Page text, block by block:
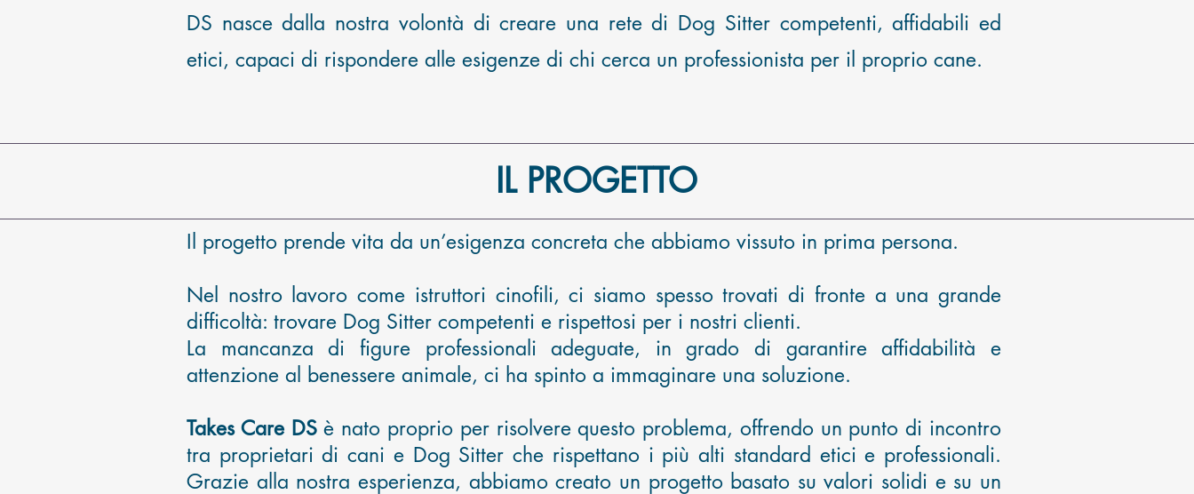
DS nasce dalla nostra volontà di creare una rete di Dog Sitter competenti, affidabili ed
etici, capaci di rispondere alle esigenze di chi cerca un professionista per il proprio cane.
IL PROGETTO
Il progetto prende vita da un’esigenza concreta che abbiamo vissuto in prima persona.
Nel nostro lavoro come istruttori cinofili, ci siamo spesso trovati di fronte a una grande
difficoltà: trovare Dog Sitter competenti e rispettosi per i nostri clienti.
La mancanza di figure professionali adeguate, in grado di garantire affidabilità e
attenzione al benessere animale, ci ha spinto a immaginare una soluzione.
Takes Care DSè nato proprio per risolvere questo problema, offrendo un punto di incontro
tra proprietari di cani e Dog Sitter che rispettano i più alti standard etici e professionali.
Grazie alla nostra esperienza, abbiamo creato un progetto basato su valori solidi e su un